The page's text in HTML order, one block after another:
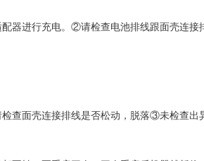
器进行充电。②请检查电池排线跟面壳连
面壳连接排线是否松动，脱落③未检查出